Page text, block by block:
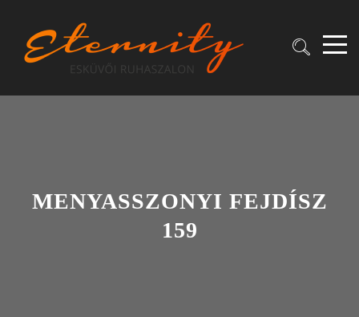
MENYASSZONYI FEJDÍSZ
159